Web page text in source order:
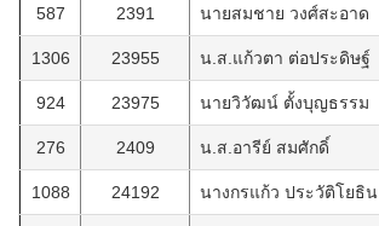
587 2391 นายสมชาย วงศ์สะอาด
1306 23955 น.ส.แก้วตา ต่อประดิษฐ์
924 23975 นายวิวัฒน์ ตั้งบุญธรรม
276 2409 น.ส.อารีย์ สมศักดิ์
1088 24192 นางกรแก้ว ประวัติโยธิน